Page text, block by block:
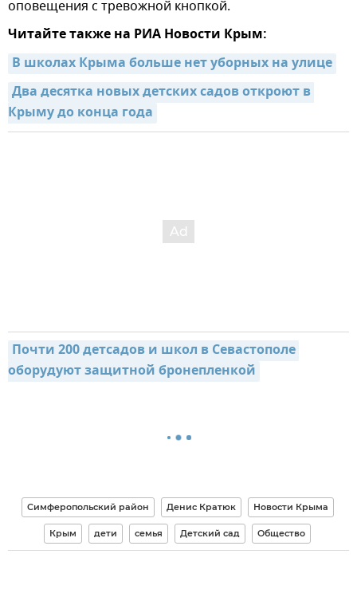
оповещения с тревожной кнопкой.
Читайте также на РИА Новости Крым:
В школах Крыма больше нет уборных на улице
Два десятка новых детских садов откроют в
Крыму до конца года
Почти 200 детсадов и школ в Севастополе
оборудуют защитной бронепленкой
Симферопольский район Денис Кратюк Новости Крыма
Крым дети семья Детский сад Общество